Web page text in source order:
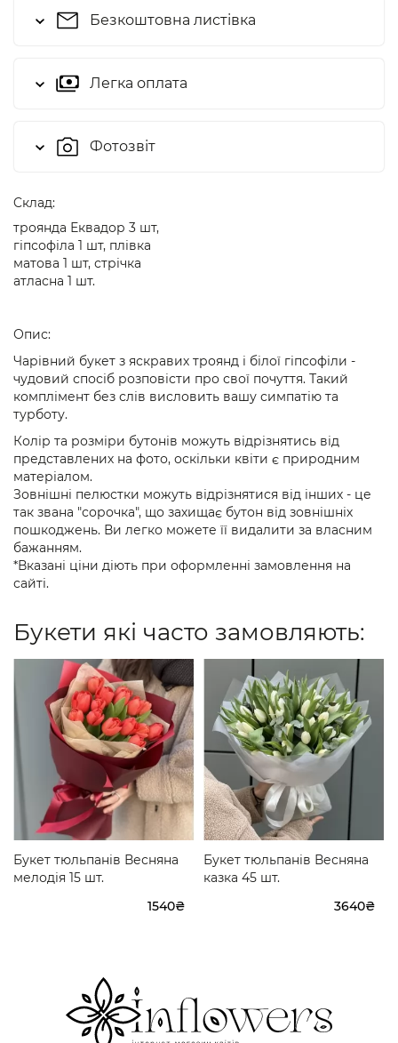
Безкоштовна листівка
Легка оплата
Фотозвіт
Cклад:
троянда Еквадор 3 шт,
гіпсофіла 1 шт, плівка
матова 1 шт, стрічка
атласна 1 шт.
Опис:
Чарівний букет з яскравих троянд і білої гіпсофіли -
чудовий спосіб розповісти про свої почуття. Такий
комплімент без слів висловить вашу симпатію та
турботу.
Колір та розміри бутонів можуть відрізнятись від
представлених на фото, оскільки квіти є природним
матеріалом.
Зовнішні пелюстки можуть відрізнятися від інших - це
так звана "сорочка", що захищає бутон від зовнішніх
пошкоджень. Ви легко можете її видалити за власним
бажанням.
*Вказані ціни діють при оформленні замовлення на
сайті.
Букети які часто замовляють:
Букет тюльпанів Весняна
мелодія 15 шт.
1540₴
Букет тюльпанів Весняна
казка 45 шт.
3640₴